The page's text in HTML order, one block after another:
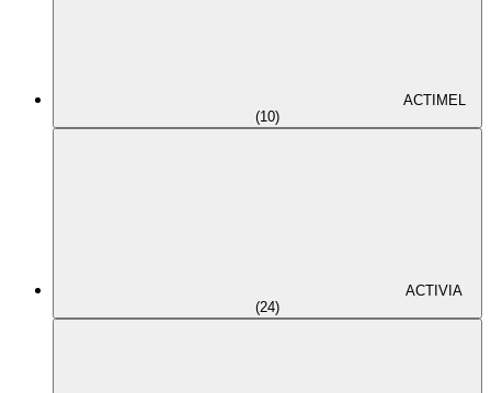
ACTIMEL
(10)
ACTIVIA
(24)